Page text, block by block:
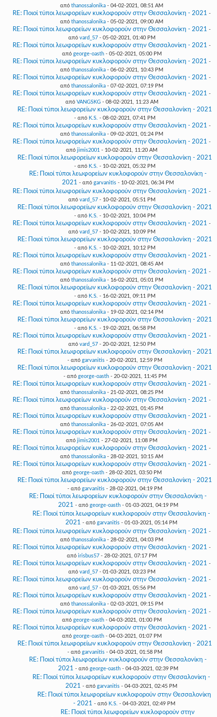
από thanossalonika - 04-02-2021, 08:51 AM
RE: Ποιοί τύποι λεωφορείων κυκλοφορούν στην Θεσσαλονίκη - 2021 -
από thanossalonika - 05-02-2021, 09:00 AM
RE: Ποιοί τύποι λεωφορείων κυκλοφορούν στην Θεσσαλονίκη - 2021 -
από vard_57- 05-02-2021, 01:40 PM
RE: Ποιοί τύποι λεωφορείων κυκλοφορούν στην Θεσσαλονίκη - 2021 -
από george-oasth- 05-02-2021, 05:00 PM
RE: Ποιοί τύποι λεωφορείων κυκλοφορούν στην Θεσσαλονίκη - 2021 -
από thanossalonika - 06-02-2021, 10:43 PM
RE: Ποιοί τύποι λεωφορείων κυκλοφορούν στην Θεσσαλονίκη - 2021 -
από thanossalonika - 07-02-2021, 07:19 PM
RE: Ποιοί τύποι λεωφορείων κυκλοφορούν στην Θεσσαλονίκη - 2021 -
από VANGSKG- 08-02-2021, 11:23 AM
RE: Ποιοί τύποι λεωφορείων κυκλοφορούν στην Θεσσαλονίκη - 2021
- από K.S. - 08-02-2021, 07:41 PM
RE: Ποιοί τύποι λεωφορείων κυκλοφορούν στην Θεσσαλονίκη - 2021 -
από thanossalonika - 09-02-2021, 01:24 PM
RE: Ποιοί τύποι λεωφορείων κυκλοφορούν στην Θεσσαλονίκη - 2021 -
από jimis2001 - 10-02-2021, 11:20 AM
RE: Ποιοί τύποι λεωφορείων κυκλοφορούν στην Θεσσαλονίκη - 2021
- από K.S. - 10-02-2021, 05:32 PM
RE: Ποιοί τύποι λεωφορείων κυκλοφορούν στην Θεσσαλονίκη -
2021 - από garvanitis - 10-02-2021, 06:34 PM
RE: Ποιοί τύποι λεωφορείων κυκλοφορούν στην Θεσσαλονίκη - 2021 -
από vard_57- 10-02-2021, 05:51 PM
RE: Ποιοί τύποι λεωφορείων κυκλοφορούν στην Θεσσαλονίκη - 2021
- από K.S. - 10-02-2021, 10:04 PM
RE: Ποιοί τύποι λεωφορείων κυκλοφορούν στην Θεσσαλονίκη - 2021 -
από vard_57- 10-02-2021, 10:09 PM
RE: Ποιοί τύποι λεωφορείων κυκλοφορούν στην Θεσσαλονίκη - 2021
- από K.S. - 10-02-2021, 10:12 PM
RE: Ποιοί τύποι λεωφορείων κυκλοφορούν στην Θεσσαλονίκη - 2021 -
από thanossalonika - 11-02-2021, 08:45 AM
RE: Ποιοί τύποι λεωφορείων κυκλοφορούν στην Θεσσαλονίκη - 2021 -
από thanossalonika - 16-02-2021, 05:01 PM
RE: Ποιοί τύποι λεωφορείων κυκλοφορούν στην Θεσσαλονίκη - 2021
- από K.S. - 16-02-2021, 09:11 PM
RE: Ποιοί τύποι λεωφορείων κυκλοφορούν στην Θεσσαλονίκη - 2021 -
από thanossalonika - 19-02-2021, 02:14 PM
RE: Ποιοί τύποι λεωφορείων κυκλοφορούν στην Θεσσαλονίκη - 2021
- από K.S. - 19-02-2021, 06:58 PM
RE: Ποιοί τύποι λεωφορείων κυκλοφορούν στην Θεσσαλονίκη - 2021 -
από vard_57- 20-02-2021, 12:50 PM
RE: Ποιοί τύποι λεωφορείων κυκλοφορούν στην Θεσσαλονίκη - 2021
- από garvanitis - 20-02-2021, 12:59 PM
RE: Ποιοί τύποι λεωφορείων κυκλοφορούν στην Θεσσαλονίκη - 2021
- από george-oasth- 20-02-2021, 11:45 PM
RE: Ποιοί τύποι λεωφορείων κυκλοφορούν στην Θεσσαλονίκη - 2021 -
από thanossalonika - 21-02-2021, 08:25 PM
RE: Ποιοί τύποι λεωφορείων κυκλοφορούν στην Θεσσαλονίκη - 2021 -
από thanossalonika - 22-02-2021, 01:45 PM
RE: Ποιοί τύποι λεωφορείων κυκλοφορούν στην Θεσσαλονίκη - 2021 -
από thanossalonika - 26-02-2021, 07:05 AM
RE: Ποιοί τύποι λεωφορείων κυκλοφορούν στην Θεσσαλονίκη - 2021 -
από jimis2001 - 27-02-2021, 11:08 PM
RE: Ποιοί τύποι λεωφορείων κυκλοφορούν στην Θεσσαλονίκη - 2021 -
από thanossalonika - 28-02-2021, 10:15 AM
RE: Ποιοί τύποι λεωφορείων κυκλοφορούν στην Θεσσαλονίκη - 2021 -
από george-oasth- 28-02-2021, 03:50 PM
RE: Ποιοί τύποι λεωφορείων κυκλοφορούν στην Θεσσαλονίκη - 2021
- από garvanitis - 28-02-2021, 04:19 PM
RE: Ποιοί τύποι λεωφορείων κυκλοφορούν στην Θεσσαλονίκη -
2021 - από george-oasth- 01-03-2021, 04:19 PM
RE: Ποιοί τύποι λεωφορείων κυκλοφορούν στην Θεσσαλονίκη -
2021 - από garvanitis- 01-03-2021, 05:14 PM
RE: Ποιοί τύποι λεωφορείων κυκλοφορούν στην Θεσσαλονίκη - 2021 -
από thanossalonika - 28-02-2021, 04:03 PM
RE: Ποιοί τύποι λεωφορείων κυκλοφορούν στην Θεσσαλονίκη - 2021 -
από irisbus57- 28-02-2021, 07:17 PM
RE: Ποιοί τύποι λεωφορείων κυκλοφορούν στην Θεσσαλονίκη - 2021 -
από vard_57- 01-03-2021, 03:23 PM
RE: Ποιοί τύποι λεωφορείων κυκλοφορούν στην Θεσσαλονίκη - 2021 -
από vard_57- 01-03-2021, 05:56 PM
RE: Ποιοί τύποι λεωφορείων κυκλοφορούν στην Θεσσαλονίκη - 2021 -
από thanossalonika - 02-03-2021, 09:15 PM
RE: Ποιοί τύποι λεωφορείων κυκλοφορούν στην Θεσσαλονίκη - 2021 -
από george-oasth- 04-03-2021, 01:00 PM
RE: Ποιοί τύποι λεωφορείων κυκλοφορούν στην Θεσσαλονίκη - 2021 -
από george-oasth- 04-03-2021, 01:07 PM
RE: Ποιοί τύποι λεωφορείων κυκλοφορούν στην Θεσσαλονίκη - 2021
- από garvanitis - 04-03-2021, 01:58 PM
RE: Ποιοί τύποι λεωφορείων κυκλοφορούν στην Θεσσαλονίκη -
2021 - από george-oasth- 04-03-2021, 02:39 PM
RE: Ποιοί τύποι λεωφορείων κυκλοφορούν στην Θεσσαλονίκη -
2021 - από garvanitis- 04-03-2021, 02:45 PM
RE: Ποιοί τύποι λεωφορείων κυκλοφορούν στην Θεσσαλονίκη
- 2021 - από K.S. - 04-03-2021, 02:49 PM
RE: Ποιοί τύποι λεωφορείων κυκλοφορούν στην